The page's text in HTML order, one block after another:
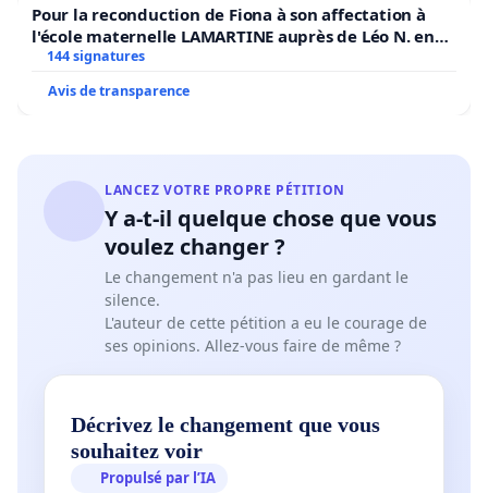
Pour la reconduction de Fiona à son affectation à
l'école maternelle LAMARTINE auprès de Léo N. en
2026/2027
144 signatures
Avis de transparence
LANCEZ VOTRE PROPRE PÉTITION
Y a-t-il quelque chose que vous
voulez changer ?
Le changement n'a pas lieu en gardant le
silence.
L'auteur de cette pétition a eu le courage de
ses opinions. Allez-vous faire de même ?
Décrivez le changement que vous
souhaitez voir
Propulsé par l’IA